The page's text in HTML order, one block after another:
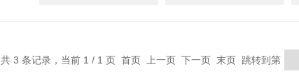
共 3 条记录，当前 1 / 1 页 首页 上一页 下一页 末页 跳转到第